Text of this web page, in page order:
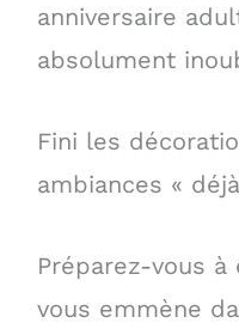
anniversaire
absolument
Fini les
ambiances «
Préparez-vous
vous emmène